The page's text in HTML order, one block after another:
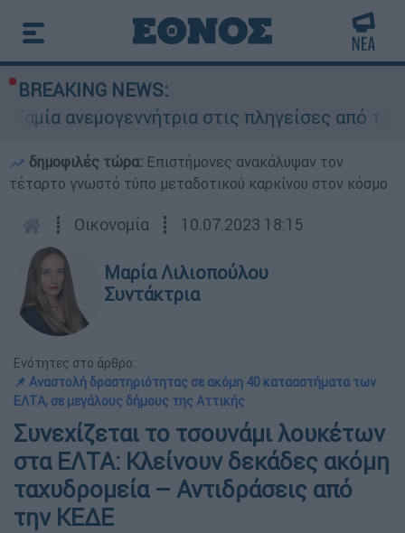
BREAKING NEWS:
στις πληγείσες από τις
δημοφιλές τώρα: Επιστήμονες ανακάλυψαν τον
τέταρτο γνωστό τύπο μεταδοτικού καρκίνου στον κόσμο
┋ Οικονομία ┋ 10.07.2023 18:15
Μαρία Λιλιοπούλου
Συντάκτρια
Ενότητες στο άρθρο:
📌 Αναστολή δραστηριότητας σε ακόμη 40 κατααστήματα των
ΕΛΤΑ, σε μεγάλους δήμους της Αττικής
Συνεχίζεται το τσουνάμι λουκέτων
στα ΕΛΤΑ: Κλείνουν δεκάδες ακόμη
ταχυδρομεία – Αντιδράσεις από
την ΚΕΔΕ